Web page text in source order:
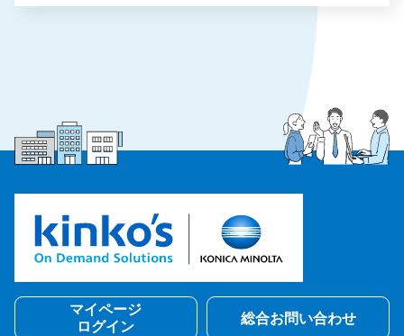
マイページ
ログイン
総合お問い合わせ